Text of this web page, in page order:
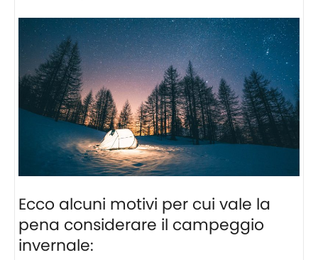
Ecco alcuni motivi per cui vale la
pena considerare il campeggio
invernale: